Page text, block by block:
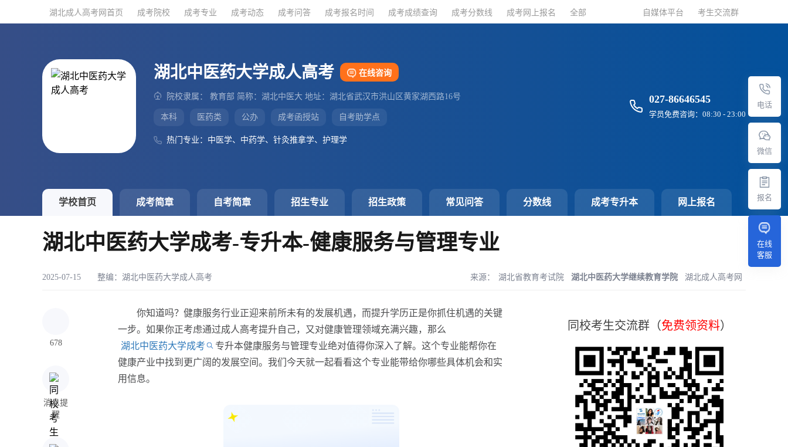
湖北成人高考网首页 成考院校 成考专业 成考动态 成考问答 成考报名时间 成考成绩查询 成考分数线 成考网上报名 全部 自媒体平台 考生交流群
湖北中医药大学成人高考 在线咨询
院校隶属： 教育部 简称：湖北中医大 地址：湖北省武汉市洪山区黄家湖西路16号
本科 医药类 公办 成考函授站 自考助学点
热门专业：中医学、中药学、针灸推拿学、护理学
027-86646545
学员免费咨询：08:30 - 23:00
学校首页 成考简章 自考简章 招生专业 招生政策 常见问答 分数线 成考专升本 网上报名
电话
微信
报名
在线
客服
湖北中医药大学成考-专升本-健康服务与管理专业
2025-07-15 整编： 湖北中医药大学成人高考 来源： 湖北省教育考试院 湖北中医药大学继续教育学院 湖北成人高考网
678
消息提
醒
你知道吗？健康服务行业正迎来前所未有的发展机遇，而提升学历正是你抓住机遇的关键
一步。如果你正考虑通过成人高考提升自己，又对健康管理领域充满兴趣，那么
湖北中医药大学成考
专升本健康服务与管理专业绝对值得你深入了解。这个专业能帮你在
健康产业中找到更广阔的发展空间。我们今天就一起看看这个专业能带给你哪些具体机会和实
用信息。
同校考生交流群（免费领资料）
湖北成人高考网首页 成考院校 成考专业 成考动态 成考问答 成考报名时间 成考成绩查询 成考分数线 成考网上报名 全部 自媒体平台 考生交流群